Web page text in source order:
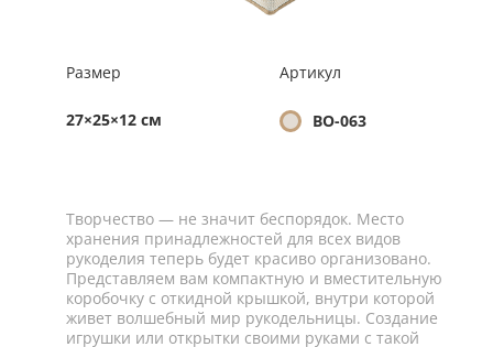
Размер
27×25×12 см
Артикул
BO-063
Творчество — не значит беспорядок. Место
хранения принадлежностей для всех видов
рукоделия теперь будет красиво организовано.
Представляем вам компактную и вместительную
коробочку с откидной крышкой, внутри которой
живет волшебный мир рукодельницы. Создание
игрушки или открытки своими руками с такой